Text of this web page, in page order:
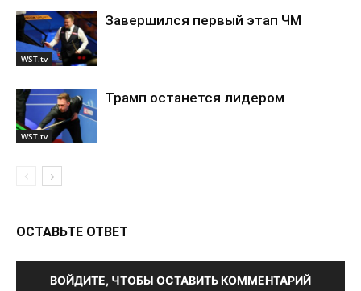
WST.tv
Завершился первый этап ЧМ
WST.tv
Трамп останется лидером
ОСТАВЬТЕ ОТВЕТ
ВОЙДИТЕ, ЧТОБЫ ОСТАВИТЬ КОММЕНТАРИЙ